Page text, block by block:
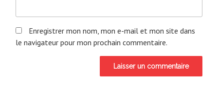
Enregistrer mon nom, mon e-mail et mon site dans
le navigateur pour mon prochain commentaire.